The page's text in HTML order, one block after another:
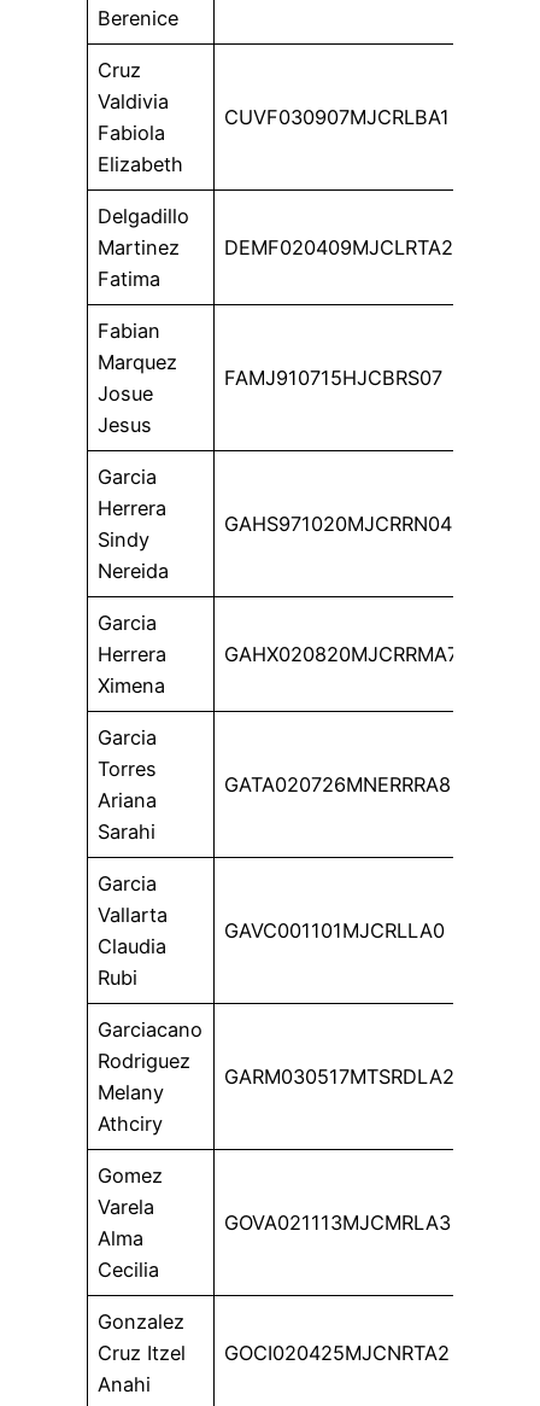
Berenice
Cruz
Valdivia
Fabiola
Elizabeth
CUVF030907MJCRLBA1
Delgadillo
Martinez
Fatima
DEMF020409MJCLRTA2
Fabian
Marquez
Josue
Jesus
FAMJ910715HJCBRS07
Garcia
Herrera
Sindy
Nereida
GAHS971020MJCRRN04
Garcia
Herrera
Ximena
GAHX020820MJCRRMA7
Garcia
Torres
Ariana
Sarahi
GATA020726MNERRRA8
Garcia
Vallarta
Claudia
Rubi
GAVC001101MJCRLLA0
Garciacano
Rodriguez
Melany
Athciry
GARM030517MTSRDLA2
Gomez
Varela
Alma
Cecilia
GOVA021113MJCMRLA3
Gonzalez
Cruz Itzel
Anahi
GOCI020425MJCNRTA2